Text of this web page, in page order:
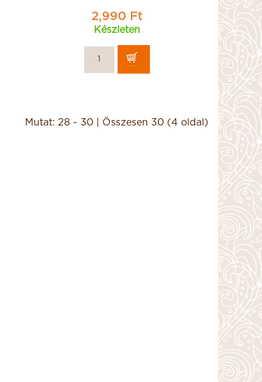
2,990 Ft
Készleten
Mutat: 28 - 30 | Összesen 30 (4 oldal)